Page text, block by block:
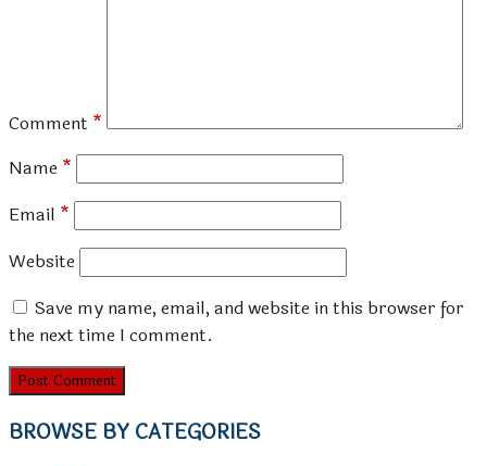
Comment *
Name *
Email *
Website
Save my name, email, and website in this browser for
the next time I comment.
BROWSE BY CATEGORIES